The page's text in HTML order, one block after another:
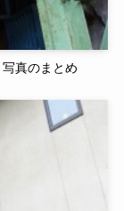
真のまとめ